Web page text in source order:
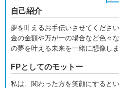
自己紹介
夢を叶えるお手伝いさせてくださ
金の金額や万が一の場合など色々
の夢を叶える未来を一緒に想像しま
FPとしてのモットー
私は、関わった方を笑顔にすると